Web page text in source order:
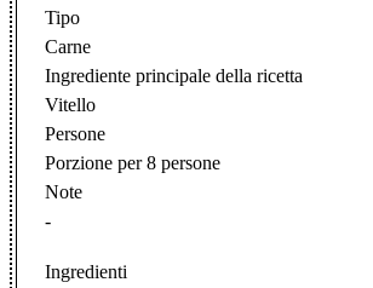
Tipo
Carne
Ingrediente principale della ricetta
Vitello
Persone
Porzione per 8 persone
Note
-
Ingredienti